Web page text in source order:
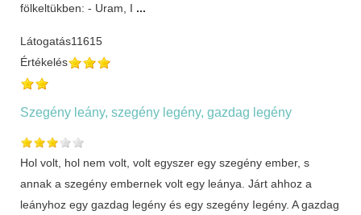
fölkeltükben: - Uram, I ...
Látogatás11615
Értékelés
Szegény leány, szegény legény, gazdag legény
Hol volt, hol nem volt, volt egyszer egy szegény ember, s
annak a szegény embernek volt egy leánya. Járt ahhoz a
leányhoz egy gazdag legény és egy szegény Iegény. A gazdag